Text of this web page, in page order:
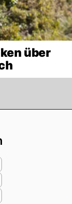
über